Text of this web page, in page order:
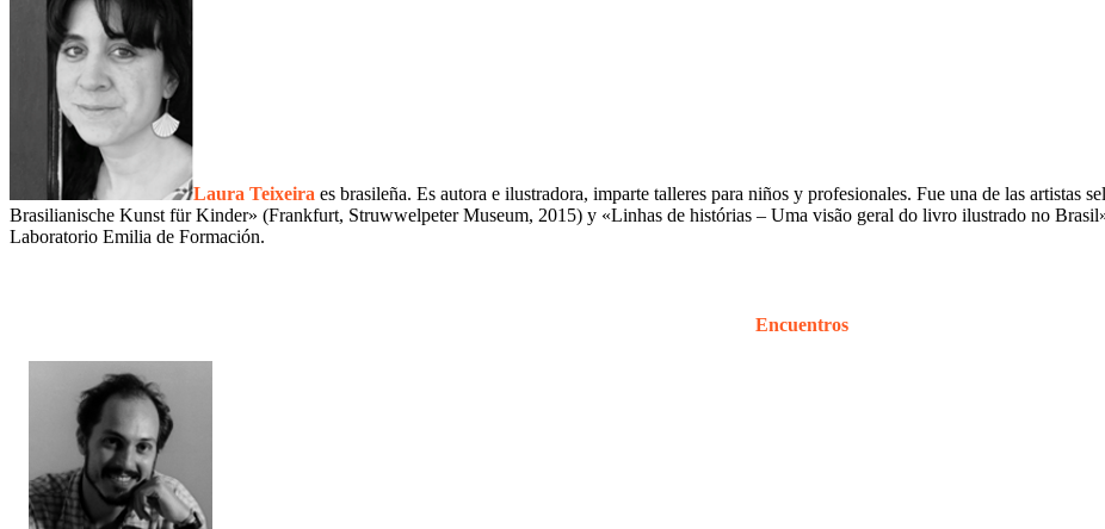
Laura Teixeira es brasileña. Es autora e ilustradora, imparte talleres para niños y profesionales. Fue una de las artistas
Brasilianische Kunst für Kinder» (Frankfurt, Struwwelpeter Museum, 2015) y «Linhas de histórias – Uma visão geral do livro ilustrado no
Laboratorio Emilia de Formación.
Encuentros